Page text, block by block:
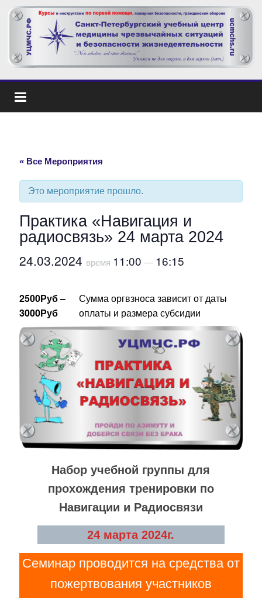
« Все Мероприятия
Это мероприятие прошло.
Практика «Навигация и
радиосвязь» 24 марта 2024
24.03.2024 время 11:00— 16:15
2500Руб –
3000Руб
Сумма оргвзноса зависит от даты
оплаты и размера субсидии
Набор учебной группы для
прохождения тренировки по
Навигации и Радиосвязи
24 марта 2024г.
Семинар проводится на средства от
пожертвования участников